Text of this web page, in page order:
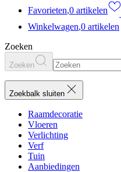
Favorieten,0 artikelen
Winkelwagen,0 artikelen
Zoeken
Zoeken
Zoekbalk sluiten
Raamdecoratie
Vloeren
Verlichting
Verf
Tuin
Aanbiedingen